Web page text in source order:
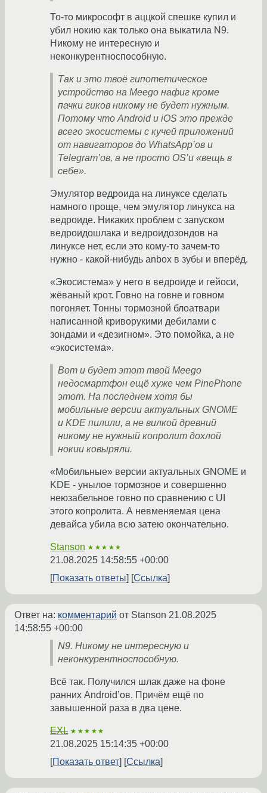
То-то микрософт в аццкой спешке купил и
убил нокию как только она выкатила N9.
Никому не интересную и
неконкурентноспособную.
Так и это твоё гипотетическое
устройство на Meego нафиг кроме
пачки гиков никому не будет нужным.
Потому что Android и iOS это прежде
всего экосистемы с кучей приложений
от навигаторов до WhatsApp’ов и
Telegram’ов, а не просто OS’и «вещь в
себе».
Эмулятор ведроида на линуксе сделать
намного проще, чем эмулятор линукса на
ведроиде. Никаких проблем с запуском
ведроидошлака и ведроидозондов на
линуксе нет, если это кому-то зачем-то
нужно - какой-нибудь anbox в зубы и вперёд.
«Экосистема» у него в ведроиде и гейоси,
жёваный крот. Говно на говне и говном
погоняет. Тонны тормозной блоатвари
написанной криворукими дебилами с
зондами и «дезигном». Это помойка, а не
«экосистема».
Вот и будет этот твой Meego
недосмартфон ещё хуже чем PinePhone
этот. На последнем хотя бы
мобильные версии актуальных GNOME
и KDE пилили, а не вилкой древний
никому не нужный копролит дохлой
нокии ковыряли.
«Мобильные» версии актуальных GNOME и
KDE - унылое тормозное и совершенно
неюзабельное говно по сравнению с UI
этого копролита. А невменяемая цена
девайса убила всю затею окончательно.
Stanson ★★★★★
21.08.2025 14:58:55 +00:00
Показать ответы
Ссылка
Ответ на: комментарий от Stanson 21.08.2025
14:58:55 +00:00
N9. Никому не интересную и
неконкурентноспособную.
Всё так. Получился шлак даже на фоне
ранних Android’ов. Причём ещё по
завышенной раза в два цене.
EXL ★★★★★
21.08.2025 15:14:35 +00:00
Показать ответ
Ссылка